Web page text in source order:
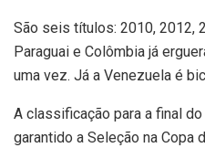
São seis títulos: 2010, 2012,
Paraguai e Colômbia já
uma vez. Já a Venezuela é
A classificação para a final
garantido a Seleção na Copa